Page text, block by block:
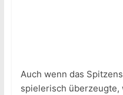
Auch wenn das
spielerisch überzeugte,